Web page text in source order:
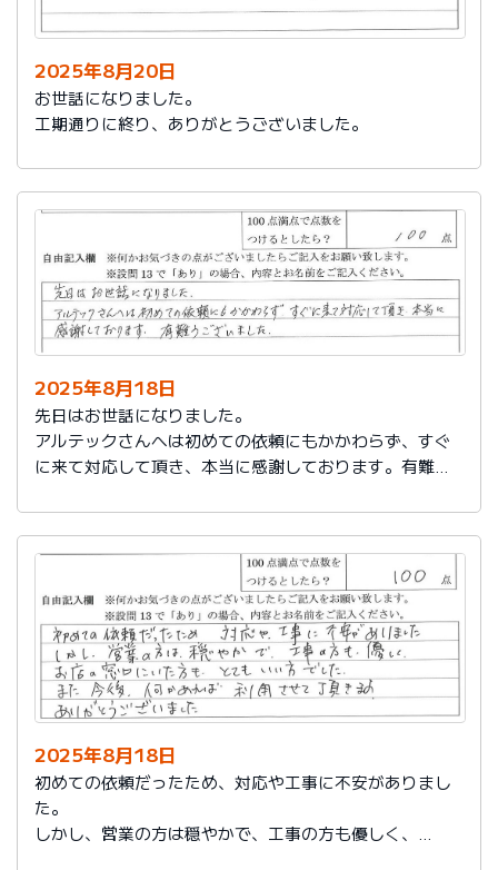
2025年8月20日
お世話になりました。
工期通りに終り、ありがとうございました。
2025年8月18日
先日はお世話になりました。
アルテックさんへは初めての依頼にもかかわらず、すぐ
に来て対応して頂き、本当に感謝しております。有難う
2025年8月18日
初めての依頼だったため、対応や工事に不安がありまし
た。
しかし、営業の方は穏やかで、工事の方も優しく、